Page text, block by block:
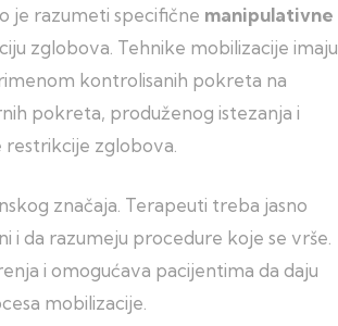
je razumeti specifične manipulativne
zglobova. Tehnike mobilizacije imaju
kontrolisanih pokreta na
pokreta, produženog istezanja i
zglobova.
značaja. Terapeuti treba jasno
i da razumeju procedure koje se vrše.
i omogućava pacijentima da daju
mobilizacije.